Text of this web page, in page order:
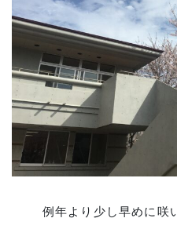
例年より少し早めに咲